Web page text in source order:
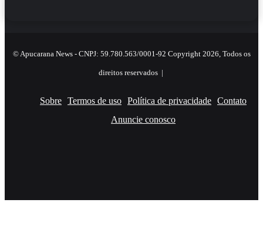
© Apucarana News - CNPJ: 59.780.563/0001-92 Copyright 2026, Todos os
direitos reservados |
Sobre Termos de uso Política de privacidade Contato
Anuncie conosco